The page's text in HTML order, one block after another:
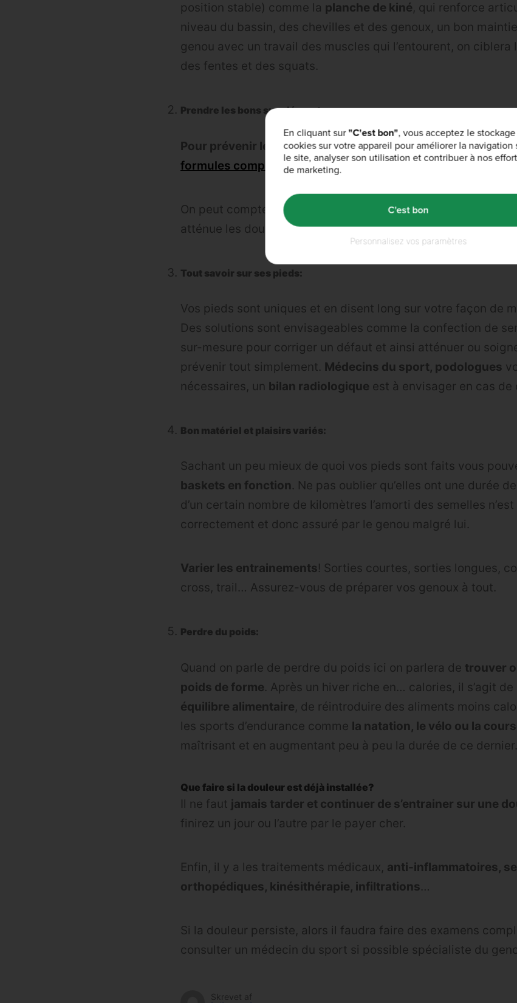
position stable) comme la planche de kiné, qui renforce
niveau du bassin, des chevilles et des genoux, un bon
genou avec un travail des muscles qui l’entourent, on ciblera
des fentes et des squats.
Prendre les bons suppléments:
Pour prévenir les blessures articulaires ou réparer de
formules complètestrès efficace grâce à un dosage élevé.
On peut compter aussi sur acide hyaluronique
qui protège
atténue les douleurs articulaires.
Tout savoir sur ses pieds:
Vos pieds sont uniques et en disent long sur votre façon de
Des solutions sont envisageables comme la confection de
sur-mesure pour corriger un défaut et ainsi atténuer ou
prévenir tout simplement. Médecins du sport, podologues
nécessaires, un bilan radiologique est à envisager en cas
Bon matériel et plaisirs variés:
Sachant un peu mieux de quoi vos pieds sont faits vous
baskets en fonction. Ne pas oublier qu’elles ont une durée
d’un certain nombre de kilomètres l’amorti des semelles
correctement et donc assuré par le genou malgré lui.
Varier les entrainements! Sorties courtes, sorties longues,
cross, trail… Assurez-vous de préparer vos genoux à tout.
Perdre du poids:
Quand on parle de perdre du poids ici on parlera de trouver
poids de forme. Après un hiver riche en… calories, il s’agit de
équilibre alimentaire, de réintroduire des aliments moins
les sports d’endurance comme la natation, le vélo ou la
maîtrisant et en augmentant peu à peu la durée de ce dernier.
Que faire si la douleur est déjà installée?
Il ne faut jamais tarder et continuer de s’entrainer sur une
finirez un jour ou l’autre par le payer cher.
Enfin, il y a les traitements médicaux, anti-inflammatoires,
orthopédiques, kinésithérapie, infiltrations…
Si la douleur persiste, alors il faudra faire des examens
consulter un médecin du sport si possible spécialiste du
Skrevet af
En cliquant sur"C'est bon", vous acceptez le
cookies sur votre appareil pour améliorer la navigation
le site, analyser son utilisation et contribuer à nos
de marketing.
Personnalisez vos paramètres
C'est bon